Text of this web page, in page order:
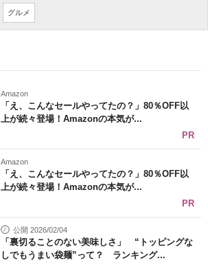
グルメ
Amazon
「え、こんなセールやってたの？」80％OFF以
上が続々登場！Amazonの本気が...
PR
Amazon
「え、こんなセールやってたの？」80％OFF以
上が続々登場！Amazonの本気が...
PR
公開 2026/02/04
「裏切ることのない美味しさ」 “トッピングな
しでもうまい袋麺”って？ ランキング...